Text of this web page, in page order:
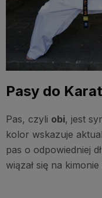
Pasy do
Pas, czyli obi, jest
kolor wskazuje
pas o odpowiedniej
wiązał się na